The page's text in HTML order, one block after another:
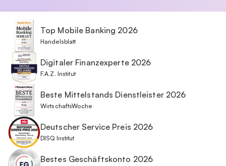
Top Mobile Banking 2026
Handelsblatt
Digitaler Finanzexperte 2026
F.A.Z. Institut
Beste Mittelstands Dienstleister 2026
WirtschaftsWoche
Deutscher Service Preis 2026
DISQ Institut
Bestes Geschäftskonto 2026